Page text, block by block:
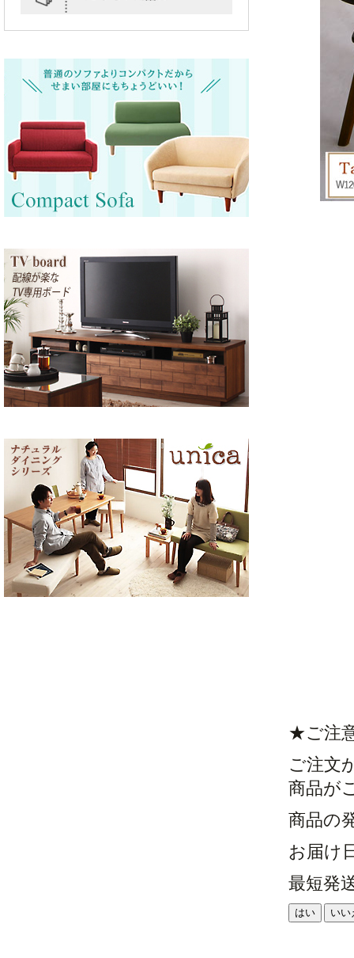
★ご注
ご注文
商品が
商品の
お届け
最短発
はい いい